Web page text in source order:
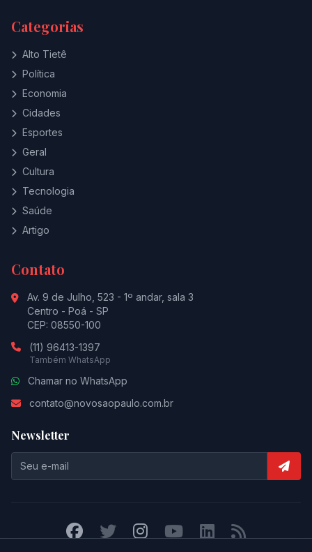
Categorias
Alto Tietê
Política
Economia
Cidades
Esportes
Geral
Cultura
Tecnologia
Saúde
Artigo
Contato
Av. 9 de Julho, 523 - 1º andar, sala 3
Centro - Poá - SP
CEP: 08550-100
(11) 96413-1397
Também WhatsApp
Chamar no WhatsApp
contato@novosaopaulo.com.br
Newsletter